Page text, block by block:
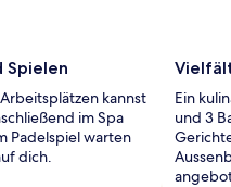
Spielen
kannst
im Spa
Padelspiel warten
dich.
Ein
und 3